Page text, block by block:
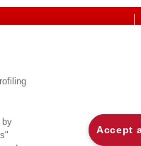
by
Accept